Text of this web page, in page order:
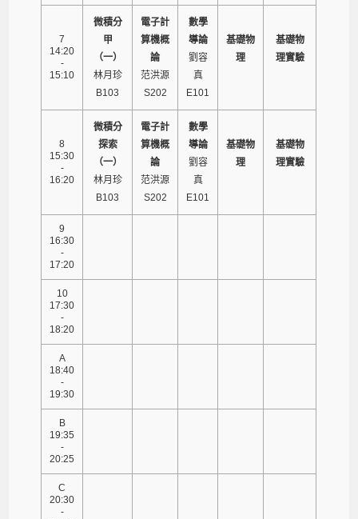
7
14:20
-
15:10
微積分
甲
（一）
林月珍
B103
電子計
算機概
論
范洪源
S202
數學
導論
劉容
真
E101
基礎物
理
基礎物
理實驗
8
15:30
-
16:20
微積分
探索
（一）
林月珍
B103
電子計
算機概
論
范洪源
S202
數學
導論
劉容
真
E101
基礎物
理
基礎物
理實驗
9
16:30
-
17:20
10
17:30
-
18:20
A
18:40
-
19:30
B
19:35
-
20:25
C
20:30
-